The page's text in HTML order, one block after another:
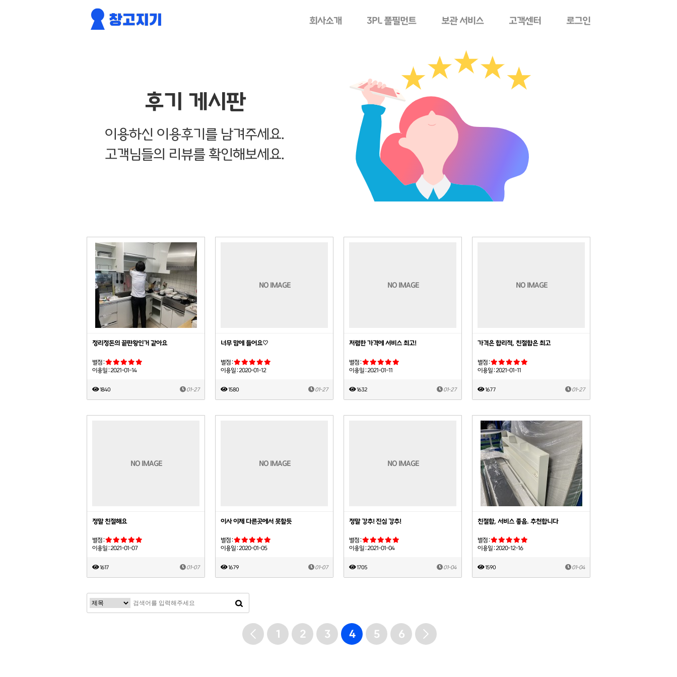
회사소개 3PL 풀필먼트 보관 서비스 고객센터 로그인
후기 게시판
이용하신 이용후기를 남겨주세요.
고객님들의 리뷰를 확인해보세요.
정리정돈의 끝판왕인거 같아요
별점 :
이용일 : 2021-01-14
1840 01-27
NO IMAGE
너무 맘에 들어요♡
별점 :
이용일 : 2020-01-12
1580 01-27
NO IMAGE
저렴한 가격에 서비스 최고!
별점 :
이용일 : 2021-01-11
1632 01-27
NO IMAGE
가격은 합리적, 친절함은 최고
별점 :
이용일 : 2021-01-11
1677 01-27
NO IMAGE
정말 친절해요
별점 :
이용일 : 2021-01-07
1617 01-07
NO IMAGE
이사 이제 다른곳에서 못할듯
별점 :
이용일 : 2020-01-05
1679 01-07
NO IMAGE
정말 강추! 진심 강추!
별점 :
이용일 : 2021-01-04
1705 01-04
친절함, 서비스 좋음. 추천합니다
별점 :
이용일 : 2020-12-16
1590 01-04
1 2 3 4 5 6